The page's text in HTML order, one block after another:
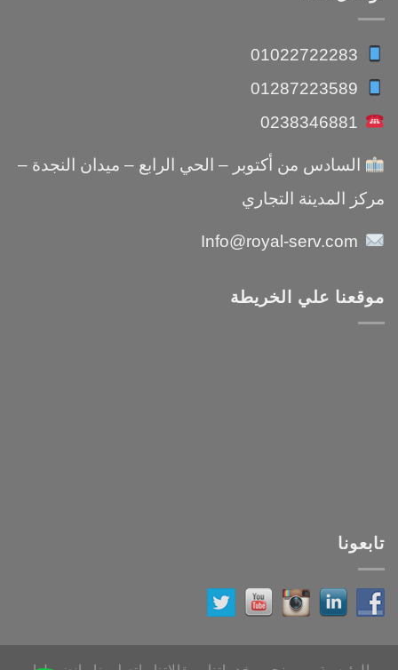
01022722283
01287223589
0238346881
السادس من أكتوبر – الحي الرابع – ميدان النجدة –
مركز المدينة التجاري
Info@royal-serv.com
موقعنا علي الخريطة
تابعونا